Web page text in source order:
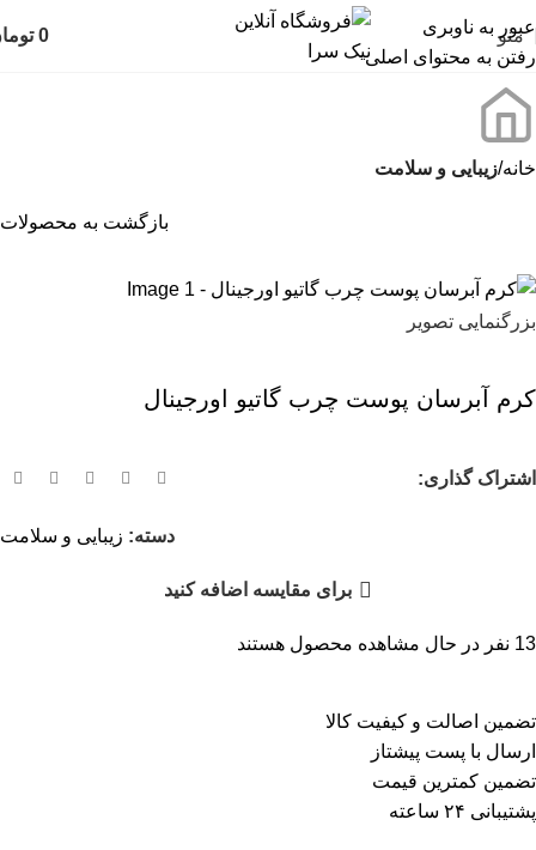
عبور به ناوبری
رفتن به محتوای اصلی
منو 0
خانه زیبایی و سلامت
بازگشت به محصولات
بزرگنمایی تصویر
کرم آبرسان پوست چرب گاتیو اورجینال
اشتراک گذاری:
دسته: زیبایی و سلامت
برای مقایسه اضافه کنید
13 نفر در حال مشاهده محصول هستند
تضمین اصالت و کیفیت کالا
ارسال با پست پیشتاز
تضمین کمترین قیمت
پشتیبانی ۲۴ ساعته